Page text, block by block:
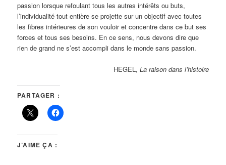
passion lorsque refoulant tous les autres intérêts ou buts,
l’individualité tout entière se projette sur un objectif avec toutes
les fibres intérieures de son vouloir et concentre dans ce but ses
forces et tous ses besoins. En ce sens, nous devons dire que
rien de grand ne s’est accompli dans le monde sans passion.
HEGEL, La raison dans l’histoire
PARTAGER :
J’AIME ÇA :